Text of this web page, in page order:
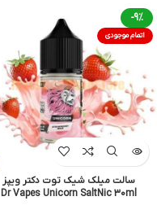
-9%
اتمام موجودی
سالت میلک شیک توت دکتر ویپز
Dr Vapes Unicorn SaltNic 30ml